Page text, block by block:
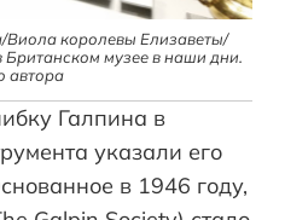
Виола королевы Елизаветы/
Британском музее в наши дни.
автора
Галпина в
указали его
в 1946 году,